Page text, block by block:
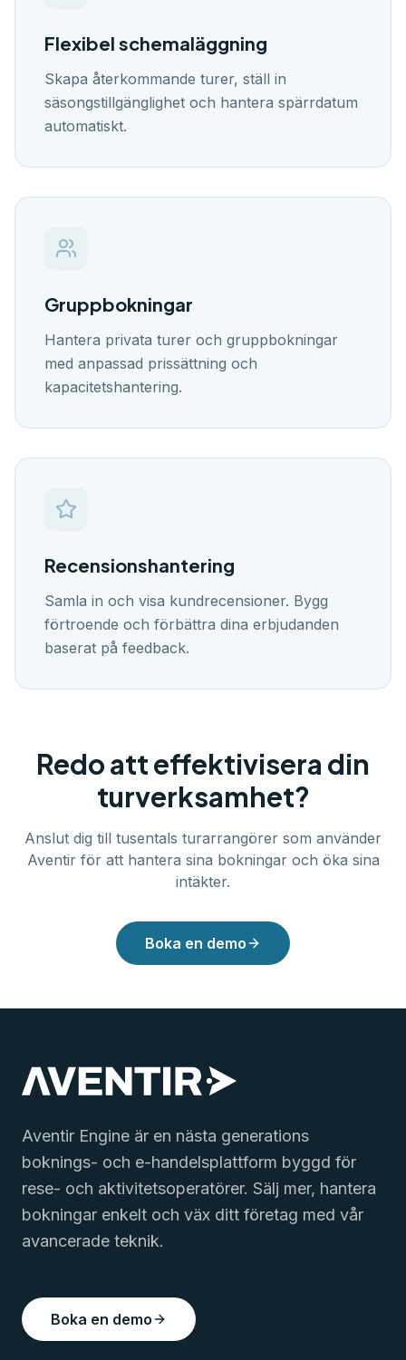
Flexibel schemaläggning
Skapa återkommande turer, ställ in
säsongstillgänglighet och hantera spärrdatum
automatiskt.
Gruppbokningar
Hantera privata turer och gruppbokningar
med anpassad prissättning och
kapacitetshantering.
Recensionshantering
Samla in och visa kundrecensioner. Bygg
förtroende och förbättra dina erbjudanden
baserat på feedback.
Redo att effektivisera din
turverksamhet?
Anslut dig till tusentals turarrangörer som använder
Aventir för att hantera sina bokningar och öka sina
intäkter.
Boka en demo
Aventir Engine är en nästa generations
boknings- och e-handelsplattform byggd för
rese- och aktivitetsoperatörer. Sälj mer, hantera
bokningar enkelt och väx ditt företag med vår
avancerade teknik.
Boka en demo